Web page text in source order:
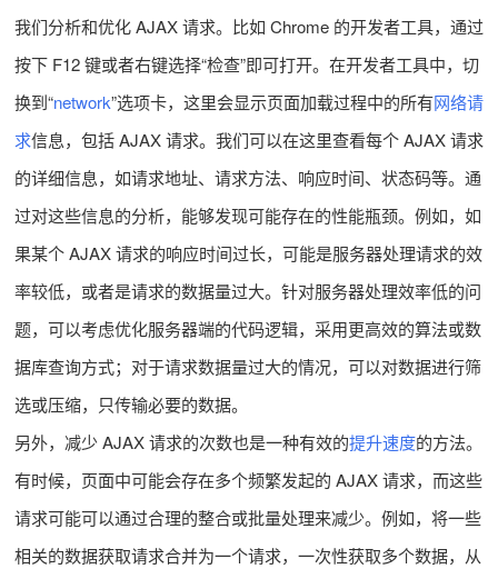
我们分析和优化 AJAX 请求。比如 Chrome 的开发者工具，通过
按下 F12 键或者右键选择“检查”即可打开。在开发者工具中，切
换到“network”选项卡，这里会显示页面加载过程中的所有网络请
求信息，包括 AJAX 请求。我们可以在这里查看每个 AJAX 请求
的详细信息，如请求地址、请求方法、响应时间、状态码等。通
过对这些信息的分析，能够发现可能存在的性能瓶颈。例如，如
果某个 AJAX 请求的响应时间过长，可能是服务器处理请求的效
率较低，或者是请求的数据量过大。针对服务器处理效率低的问
题，可以考虑优化服务器端的代码逻辑，采用更高效的算法或数
据库查询方式；对于请求数据量过大的情况，可以对数据进行筛
选或压缩，只传输必要的数据。
另外，减少 AJAX 请求的次数也是一种有效的提升速度的方法。
有时候，页面中可能会存在多个频繁发起的 AJAX 请求，而这些
请求可能可以通过合理的整合或批量处理来减少。例如，将一些
相关的数据获取请求合并为一个请求，一次性获取多个数据，从